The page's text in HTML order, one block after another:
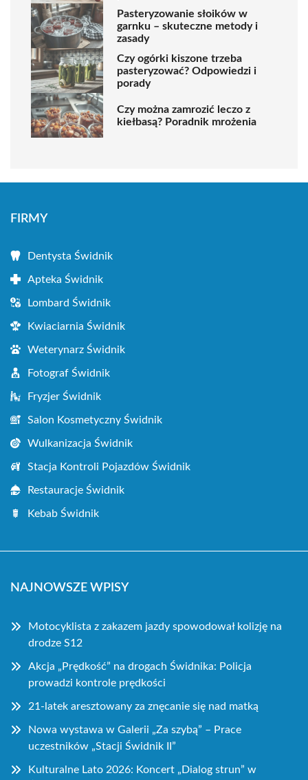
Pasteryzowanie słoików w
garnku – skuteczne metody i
zasady
Czy ogórki kiszone trzeba
pasteryzować? Odpowiedzi i
porady
Czy można zamrozić leczo z
kiełbasą? Poradnik mrożenia
FIRMY
Dentysta Świdnik
Apteka Świdnik
Lombard Świdnik
Kwiaciarnia Świdnik
Weterynarz Świdnik
Fotograf Świdnik
Fryzjer Świdnik
Salon Kosmetyczny Świdnik
Wulkanizacja Świdnik
Stacja Kontroli Pojazdów Świdnik
Restauracje Świdnik
Kebab Świdnik
NAJNOWSZE WPISY
Motocyklista z zakazem jazdy spowodował kolizję na
drodze S12
Akcja „Prędkość” na drogach Świdnika: Policja
prowadzi kontrole prędkości
21-latek aresztowany za znęcanie się nad matką
Nowa wystawa w Galerii „Za szybą” – Prace
uczestników „Stacji Świdnik II”
Kulturalne Lato 2026: Koncert „Dialog strun” w